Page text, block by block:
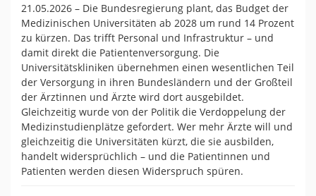
21.05.2026 – Die Bundesregierung plant, das Budget der
Medizinischen Universitäten ab 2028 um rund 14 Prozent
zu kürzen. Das trifft Personal und Infrastruktur – und
damit direkt die Patientenversorgung. Die
Universitätskliniken übernehmen einen wesentlichen Teil
der Versorgung in ihren Bundesländern und der Großteil
der Ärztinnen und Ärzte wird dort ausgebildet.
Gleichzeitig wurde von der Politik die Verdoppelung der
Medizinstudienplätze gefordert. Wer mehr Ärzte will und
gleichzeitig die Universitäten kürzt, die sie ausbilden,
handelt widersprüchlich – und die Patientinnen und
Patienten werden diesen Widerspruch spüren.